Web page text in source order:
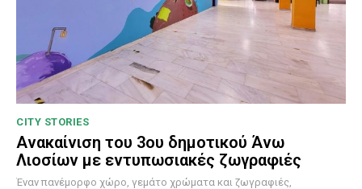
CITY STORIES
Ανακαίνιση του 3ου δημοτικού Άνω
Λιοσίων με εντυπωσιακές ζωγραφιές
Έναν πανέμορφο χώρο, γεμάτο χρώματα και ζωγραφιές,